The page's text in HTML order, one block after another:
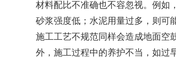
材料配比不准确也不容忽视。例如
砂浆强度低；水泥用量过多，则可
施工工艺不规范同样会造成地面空
外，施工过程中的养护不当，如过